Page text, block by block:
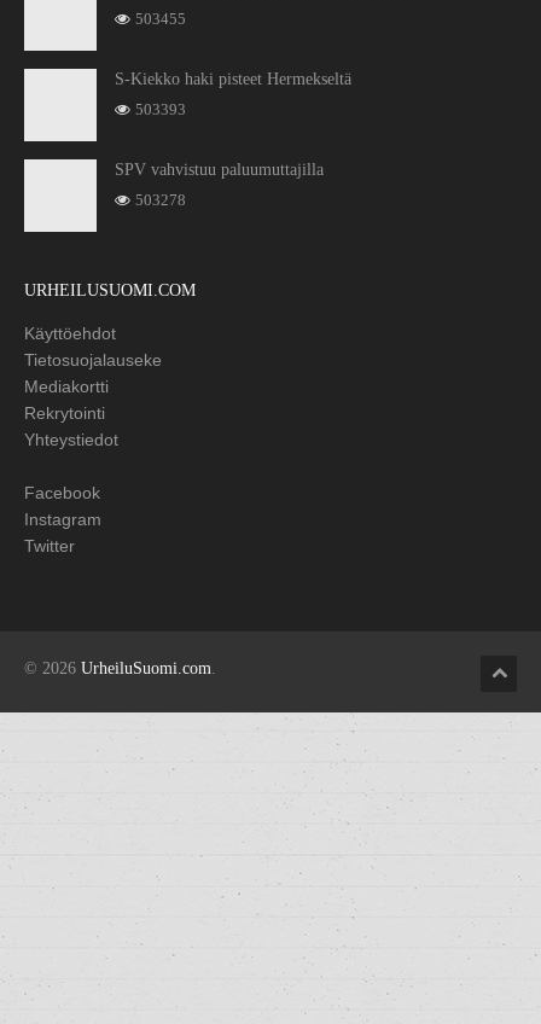
503455
S-Kiekko haki pisteet Hermekseltä
503393
SPV vahvistuu paluumuttajilla
503278
URHEILUSUOMI.COM
Käyttöehdot
Tietosuojalauseke
Mediakortti
Rekrytointi
Yhteystiedot
Facebook
Instagram
Twitter
© 2026 UrheiluSuomi.com.